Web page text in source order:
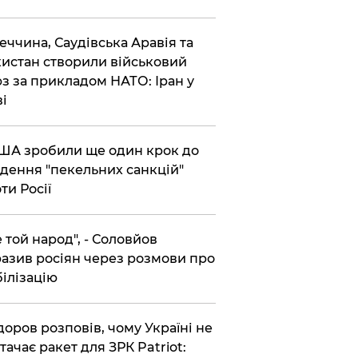
Саудівська Аравія та
створили військовий
за прикладом НАТО: Іран у
зробили ще один крок до
"пекельних санкцій"
Росії
той народ", - Соловйов
росіян через розмови про
розповів, чому Україні не
ракет для ЗРК Patriot: